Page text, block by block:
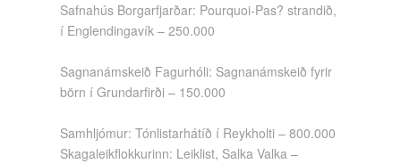
Safnahús Borgarfjarðar: Pourquoi-Pas? strandið,
í Englendingavík – 250.000
Sagnanámskeið Fagurhóli: Sagnanámskeið fyrir
börn í Grundarfirði – 150.000
Samhljómur: Tónlistarhátíð í Reykholti – 800.000
Skagaleikflokkurinn: Leiklist, Salka Valka –